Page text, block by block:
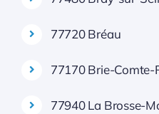
77720 Bréau
77170 Brie-Comte-
77940 La Brosse-